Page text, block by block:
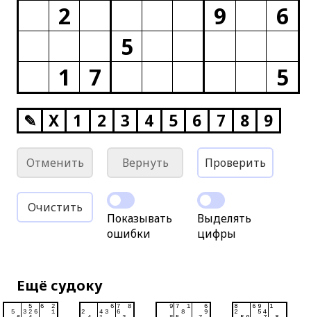
2
9
6
5
1
7 5
✎ X 1 2 3 4 5 6 7 8 9
Отменить Вернуть Проверить
Очистить
Показывать
ошибки
Выделять
цифры
Ещё судоку